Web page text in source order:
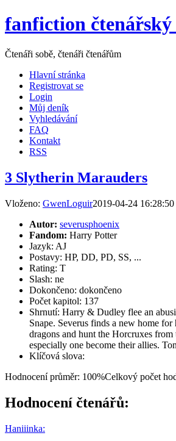
fanfiction
Čtenáři sobě, čtenáři čtenářům
Hlavní stránka
Registrovat se
Login
Můj deník
Vyhledávání
FAQ
Kontakt
RSS
3 Slytherin Marauders
Vloženo: GwenLoguir2019-04-24 16:28:50
Autor: severusphoenix
Fandom: Harry Potter
Jazyk: AJ
Postavy: HP, DD, PD, SS, ...
Rating: T
Slash: ne
Dokončeno: dokončeno
Počet kapitol: 137
Shrnutí: Harry & Dudley flee an
Snape. Severus finds a new home
dragons and hunt the Horcruxes from
especially one become their allies.
Klíčová slova:
Hodnocení průměr: 100%Celkový počet
Hodnocení čtenářů:
Haniiinka: